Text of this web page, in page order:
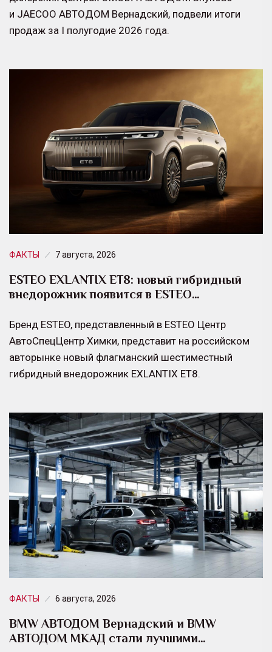
и JAECOO АВТОДОМ Вернадский, подвели итоги
продаж за I полугодие 2026 года.
ФАКТЫ 7 августа, 2026
ESTEO EXLANTIX ET8: новый гибридный
внедорожник появится в ESTEO…
Бренд ESTEO, представленный в ESTEO Центр
АвтоСпецЦентр Химки, представит на российском
авторынке новый флагманский шестиместный
гибридный внедорожник EXLANTIX ET8.
ФАКТЫ 6 августа, 2026
BMW АВТОДОМ Вернадский и BMW
АВТОДОМ МКАД стали лучшими…